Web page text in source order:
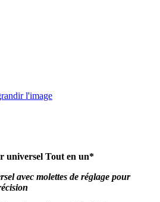
l'image
universel Tout en un*
avec molettes de réglage pour